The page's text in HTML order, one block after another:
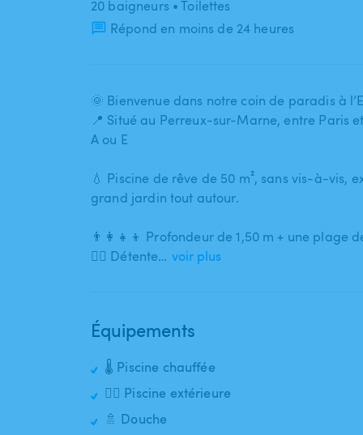
20 baigneurs • Toilettes
Répond en moins de 24 heures
🌞 Bienvenue dans notre coin de paradis à
📍 Situé au Perreux-sur-Marne​,​ entre Paris
A ou E
💧 Piscine de rêve de 50 m²​,​ sans vis-à-vis​,​
grand jardin tout autour.
👨‍👩‍👧‍👦 Profondeur de 1​,​50 m + une plage
🧘‍♀️ Détente… voir plus
Équipements
🌡️ Piscine chauffée
🏊‍♂️ Piscine extérieure
🚿 Douche